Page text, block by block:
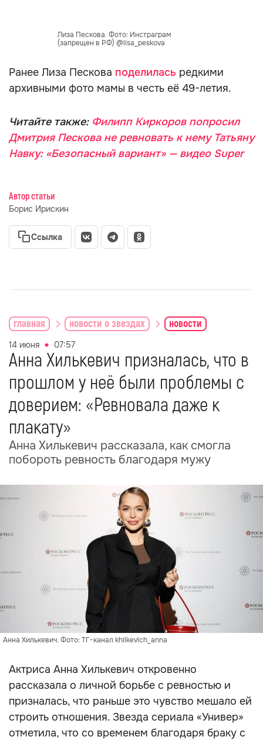
Лиза Пескова. Фото: Инстраграм
(запрещен в РФ) @lisa_peskova
Ранее Лиза Пескова поделилась редкими
архивными фото мамы в честь её 49-летия.
Читайте также: Филипп Киркоров попросил
Дмитрия Пескова не ревновать к нему Татьяну
Навку: «Безопасный вариант» — видео Super
Автор статьи
Борис Ирискин
Ссылка
главная новости о звездах новости
14 июня 07:57
Анна Хилькевич призналась, что в
прошлом у неё были проблемы с
доверием: «Ревновала даже к
плакату»
Анна Хилькевич рассказала, как смогла
побороть ревность благодаря мужу
Анна Хилькевич. Фото: ТГ-канал khilkevich_anna
Актриса Анна Хилькевич откровенно
рассказала о личной борьбе с ревностью и
призналась, что раньше это чувство мешало ей
строить отношения. Звезда сериала «Универ»
отметила, что со временем благодаря браку с